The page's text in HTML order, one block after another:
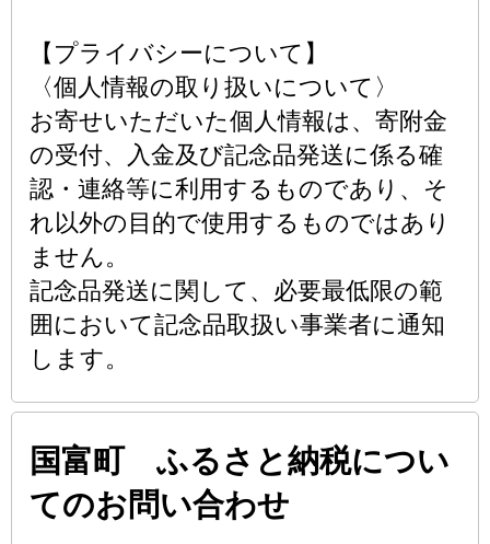
【プライバシーについて】
〈個人情報の取り扱いについて〉
お寄せいただいた個人情報は、寄附金
の受付、入金及び記念品発送に係る確
認・連絡等に利用するものであり、そ
れ以外の目的で使用するものではあり
ません。
記念品発送に関して、必要最低限の範
囲において記念品取扱い事業者に通知
します。
国富町 ふるさと納税につい
てのお問い合わせ